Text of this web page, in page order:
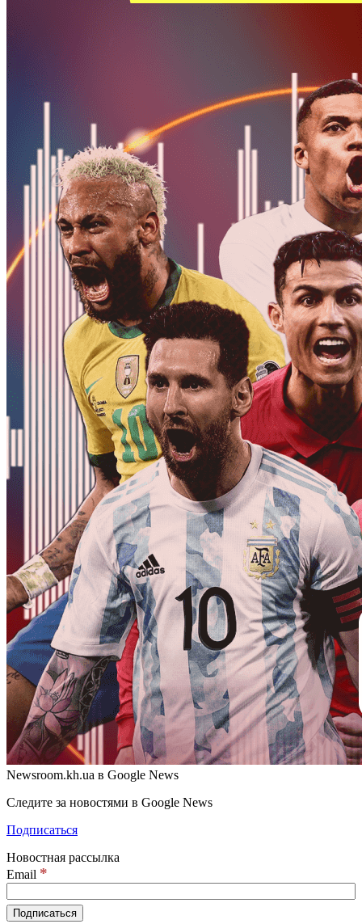
Newsroom.kh.ua в Google News
Следите за новостями в Google News
Подписаться
Новостная рассылка
Email *